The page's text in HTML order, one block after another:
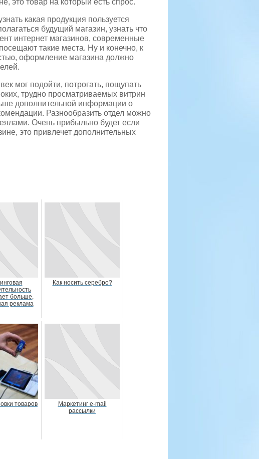
это товар на который есть спрос.
какая продукция пользуется
будущий магазин, узнать что
интернет магазинов, современные
такие места. Ну и конечно, к
оформление магазина должно
мог подойти, потрогать, пощупать
трудно просматриваемых витрин
дополнительной информации о
Разнообразить отдел можно
Очень прибыльно будет если
это привлечет дополнительных
больше,
реклама
Как носить серебро?
товаров
Маркетинг e-mail
рассылки